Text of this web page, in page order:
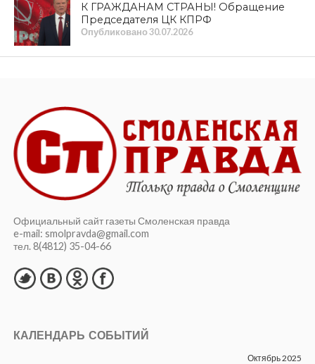
К ГРАЖДАНАМ СТРАНЫ! Обращение
Председателя ЦК КПРФ
Опубликовано30.07.2026
Официальный сайт газеты Смоленская правда
e-mail: smolpravda@gmail.com
тел. 8(4812) 35-04-66
КАЛЕНДАРЬ СОБЫТИЙ
Октябрь 2025